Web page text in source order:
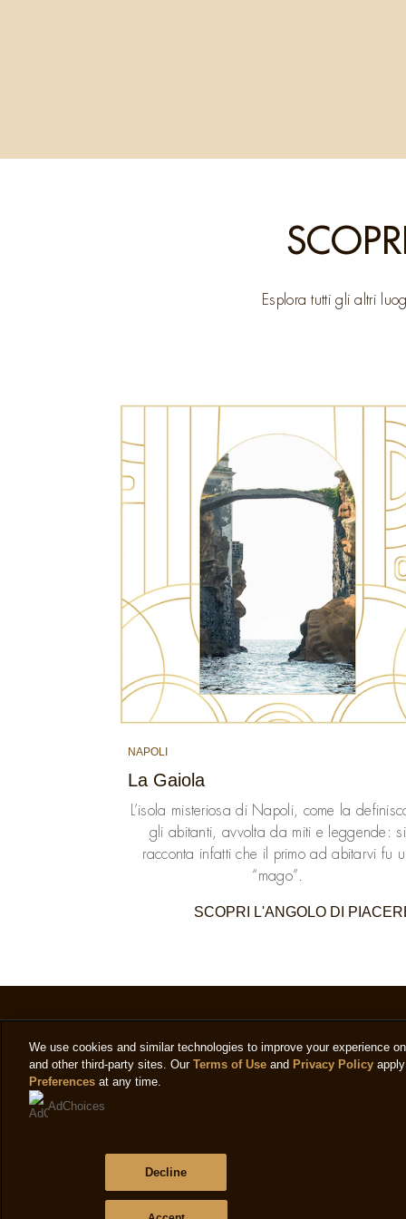
Esplora tutti gli altri
NAPOLI
La Gaiola
L’isola misteriosa di Napoli, come la
gli abitanti, avvolta da miti e leggende: si
racconta infatti che il primo ad abitarvi fu
“mago”.
SCOPRI L'ANGOLO DI
Supporto
We use cookies and similar technologies to improve your experience
and other third-party sites. Our Terms of Use and Privacy Policy
Preferences at any time.
AdChoices
Decline